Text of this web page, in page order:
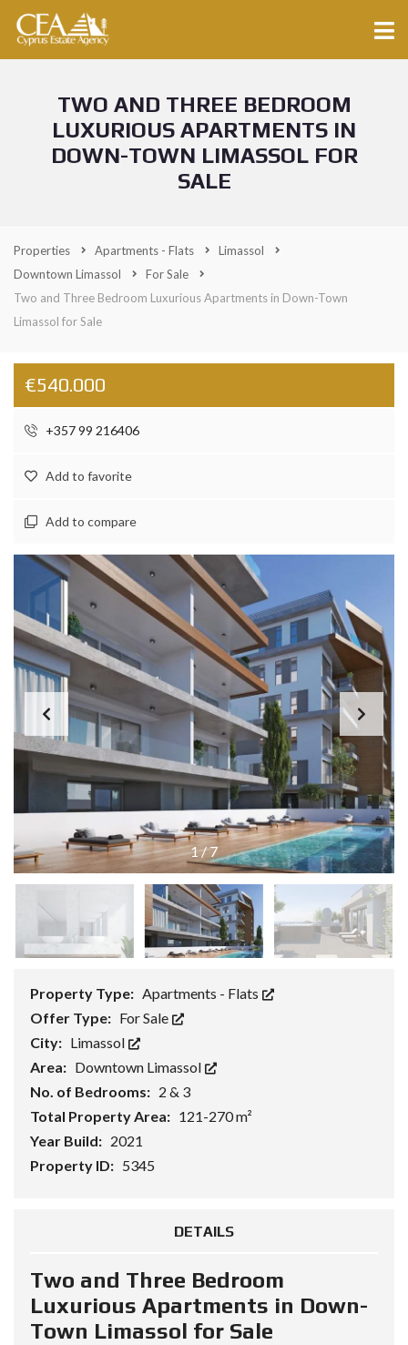
TWO AND THREE BEDROOM
LUXURIOUS APARTMENTS IN
DOWN-TOWN LIMASSOL FOR
SALE
Properties Apartments - Flats
Limassol
Downtown Limassol
For Sale
Two and Three Bedroom Luxurious Apartments in Down-Town
Limassol for Sale
€540.000
+357 99 216406
Add to favorite
Add to compare
1/7
Property Type: Apartments - Flats
Offer Type: For Sale
City: Limassol
Area: Downtown Limassol
No. of Bedrooms: 2 & 3
Total Property Area: 121-270 m²
Year Build: 2021
Property ID: 5345
DETAILS
Two and Three Bedroom
Luxurious Apartments in Down-
Town Limassol for Sale